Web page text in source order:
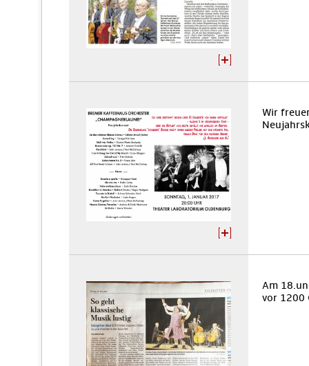
Wir
Am
vor 1200